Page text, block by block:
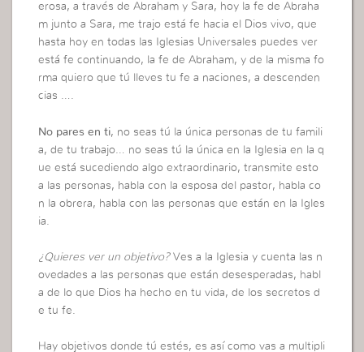
erosa, a través de Abraham y Sara, hoy la fe de Abraha
m junto a Sara, me trajo está fe hacia el Dios vivo, que
hasta hoy en todas las Iglesias Universales puedes ver
está fe continuando, la fe de Abraham, y de la misma fo
rma quiero que tú lleves tu fe a naciones, a descenden
cias ….
No pares en ti, no seas tú la única personas de tu famili
a, de tu trabajo… no seas tú la única en la Iglesia en la q
ue está sucediendo algo extraordinario, transmite esto
a las personas, habla con la esposa del pastor, habla co
n la obrera, habla con las personas que están en la Igles
ia.
¿Quieres ver un objetivo?Ves a la Iglesia y cuenta las n
ovedades a las personas que están desesperadas, habl
a de lo que Dios ha hecho en tu vida, de los secretos d
e tu fe.
Hay objetivos donde tú estés, es así como vas a multipli